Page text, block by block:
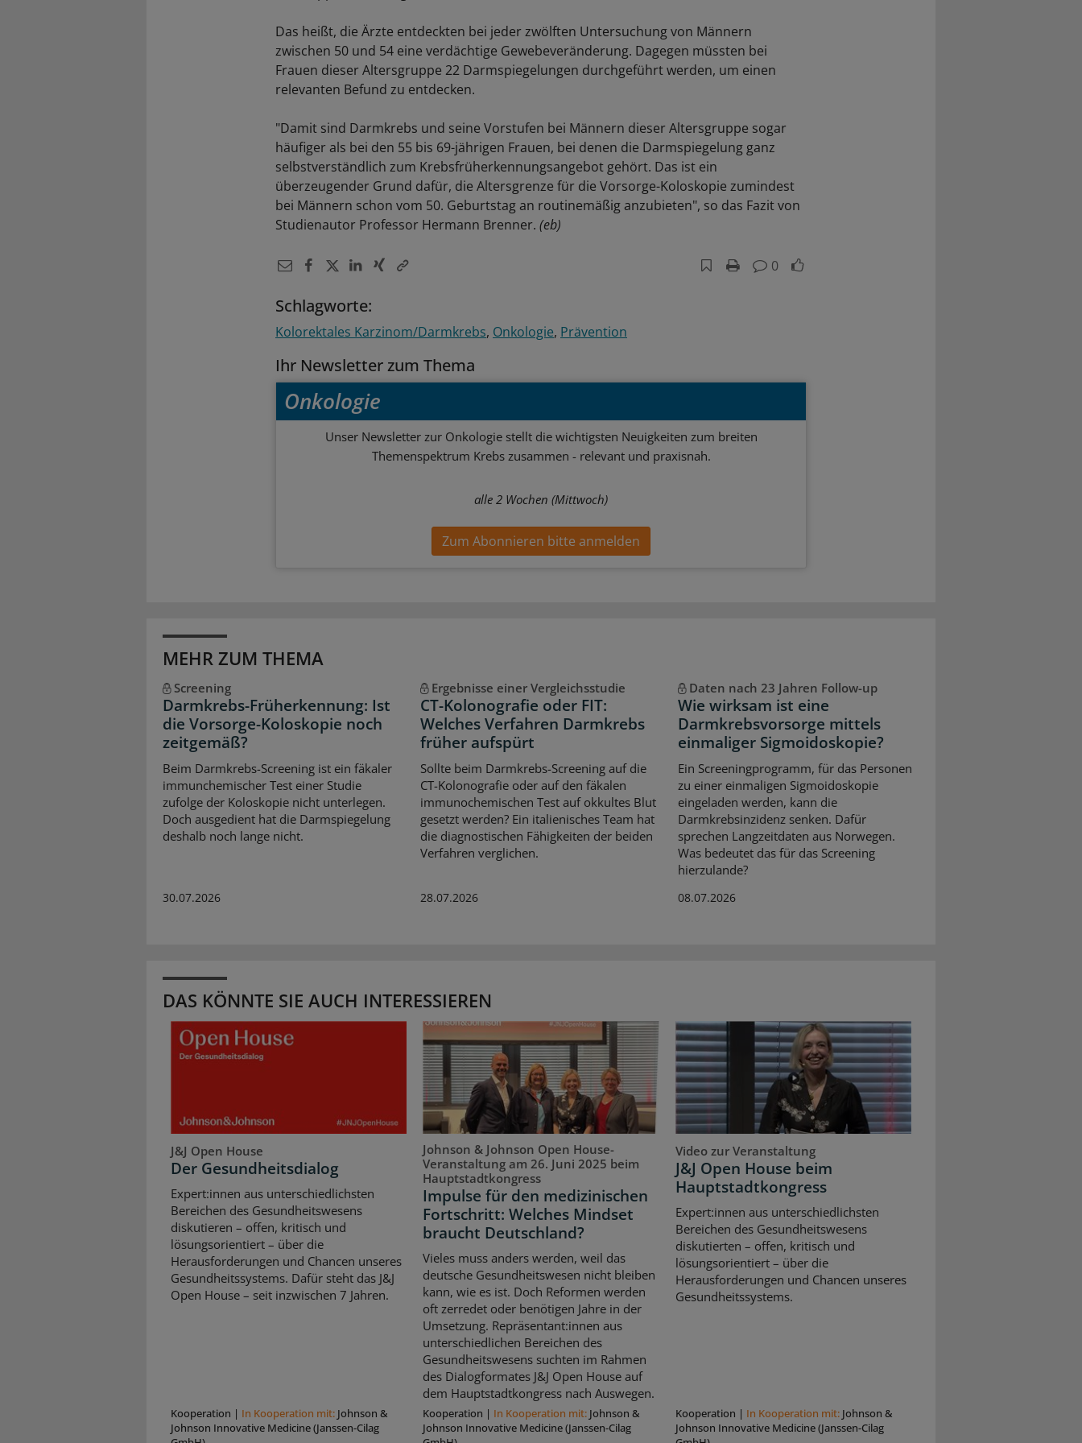
Das heißt, die Ärzte entdeckten bei jeder zwölften Untersuchung von Männern
zwischen 50 und 54 eine verdächtige Gewebeveränderung. Dagegen müssten bei
Frauen dieser Altersgruppe 22 Darmspiegelungen durchgeführt werden, um einen
relevanten Befund zu entdecken.
"Damit sind Darmkrebs und seine Vorstufen bei Männern dieser Altersgruppe sogar
häufiger als bei den 55 bis 69-jährigen Frauen, bei denen die Darmspiegelung ganz
selbstverständlich zum Krebsfrüherkennungsangebot gehört. Das ist ein
überzeugender Grund dafür, die Altersgrenze für die Vorsorge-Koloskopie zumindest
bei Männern schon vom 50. Geburtstag an routinemäßig anzubieten", so das Fazit von
Studienautor Professor Hermann Brenner. (eb)
0
Schlagworte:
Kolorektales Karzinom/Darmkrebs Onkologie Prävention
Ihr Newsletter zum Thema
Onkologie
Unser Newsletter zur Onkologie stellt die wichtigsten Neuigkeiten zum breiten
Themenspektrum Krebs zusammen - relevant und praxisnah.
alle 2 Wochen (Mittwoch)
Zum Abonnieren bitte anmelden
MEHR ZUM THEMA
Screening
Darmkrebs-Früherkennung: Ist
die Vorsorge-Koloskopie noch
zeitgemäß?
Beim Darmkrebs-Screening ist ein fäkaler
immunchemischer Test einer Studie
zufolge der Koloskopie nicht unterlegen.
Doch ausgedient hat die Darmspiegelung
deshalb noch lange nicht.
30.07.2026
Ergebnisse einer Vergleichsstudie
CT-Kolonografie oder FIT:
Welches Verfahren Darmkrebs
früher aufspürt
Sollte beim Darmkrebs-Screening auf die
CT-Kolonografie oder auf den fäkalen
immunochemischen Test auf okkultes Blut
gesetzt werden? Ein italienisches Team hat
die diagnostischen Fähigkeiten der beiden
Verfahren verglichen.
28.07.2026
Daten nach 23 Jahren Follow-up
Wie wirksam ist eine
Darmkrebsvorsorge mittels
einmaliger Sigmoidoskopie?
Ein Screeningprogramm, für das Personen
zu einer einmaligen Sigmoidoskopie
eingeladen werden, kann die
Darmkrebsinzidenz senken. Dafür
sprechen Langzeitdaten aus Norwegen.
Was bedeutet das für das Screening
hierzulande?
08.07.2026
DAS KÖNNTE SIE AUCH INTERESSIEREN
J&J Open House
Der Gesundheitsdialog
Expert:innen aus unterschiedlichsten
Bereichen des Gesundheitswesens
diskutieren – offen, kritisch und
lösungsorientiert – über die
Herausforderungen und Chancen unseres
Gesundheitssystems. Dafür steht das J&J
Open House – seit inzwischen 7 Jahren.
Kooperation | In Kooperation mit: Johnson &
Johnson Innovative Medicine (Janssen-Cilag
Johnson & Johnson Open House-
Veranstaltung am 26. Juni 2025 beim
Hauptstadtkongress
Impulse für den medizinischen
Fortschritt: Welches Mindset
braucht Deutschland?
Vieles muss anders werden, weil das
deutsche Gesundheitswesen nicht bleiben
kann, wie es ist. Doch Reformen werden
oft zerredet oder benötigen Jahre in der
Umsetzung. Repräsentant:innen aus
unterschiedlichen Bereichen des
Gesundheitswesens suchten im Rahmen
des Dialogformates J&J Open House auf
dem Hauptstadtkongress nach Auswegen.
Kooperation | In Kooperation mit: Johnson &
Johnson Innovative Medicine (Janssen-Cilag
Video zur Veranstaltung
J&J Open House beim
Hauptstadtkongress
Expert:innen aus unterschiedlichsten
Bereichen des Gesundheitswesens
diskutierten – offen, kritisch und
lösungsorientiert – über die
Herausforderungen und Chancen unseres
Gesundheitssystems.
Kooperation | In Kooperation mit: Johnson &
Johnson Innovative Medicine (Janssen-Cilag